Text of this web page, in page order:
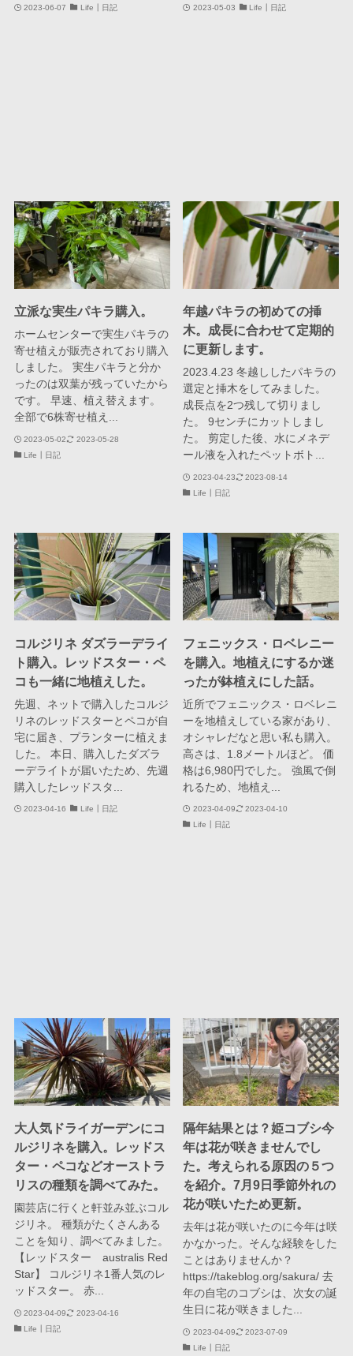
2023-06-07 Life┃日記 2023-05-03 Life┃日記
立派な実生パキラ購入。
ホームセンターで実生パキラの
寄せ植えが販売されており購入
しました。 実生パキラと分か
ったのは双葉が残っていたから
です。 早速、植え替えます。
全部で6株寄せ植え...
2023-05-02
2023-05-28
Life┃日記
年越パキラの初めての挿
木。成長に合わせて定期的
に更新します。
2023.4.23 冬越ししたパキラの
選定と挿木をしてみました。
成長点を2つ残して切りまし
た。 9センチにカットしまし
た。 剪定した後、水にメネデ
ール液を入れたペットボト...
2023-04-23
2023-08-14
Life┃日記
コルジリネ ダズラーデライ
ト購入。レッドスター・ペ
コも一緒に地植えした。
先週、ネットで購入したコルジ
リネのレッドスターとペコが自
宅に届き、プランターに植えま
した。 本日、購入したダズラ
ーデライトが届いたため、先週
購入したレッドスタ...
2023-04-16 Life┃日記
フェニックス・ロベレニー
を購入。地植えにするか迷
ったが鉢植えにした話。
近所でフェニックス・ロベレニ
ーを地植えしている家があり、
オシャレだなと思い私も購入。
高さは、1.8メートルほど。 価
格は6,980円でした。 強風で倒
れるため、地植え...
2023-04-09
2023-04-10
Life┃日記
大人気ドライガーデンにコ
ルジリネを購入。レッドス
ター・ペコなどオーストラ
リスの種類を調べてみた。
園芸店に行くと軒並み並ぶコル
ジリネ。 種類がたくさんある
ことを知り、調べてみました。
【レッドスター australis Red
Star】 コルジリネ1番人気のレ
ッドスター。 赤...
2023-04-09
2023-04-16
Life┃日記
隔年結果とは？姫コブシ今
年は花が咲きませんでし
た。考えられる原因の５つ
を紹介。7月9日季節外れの
花が咲いたため更新。
去年は花が咲いたのに今年は咲
かなかった。そんな経験をした
ことはありませんか？
https://takeblog.org/sakura/ 去
年の自宅のコブシは、次女の誕
生日に花が咲きました...
2023-04-09
2023-07-09
Life┃日記